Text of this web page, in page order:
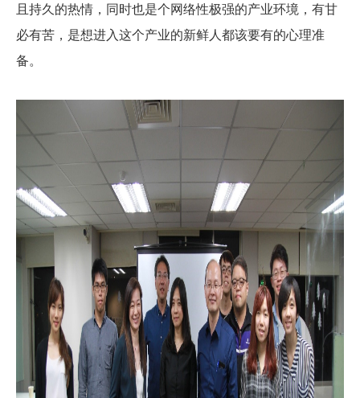
且持久的热情，同时也是个网络性极强的产业环境，有甘
必有苦，是想进入这个产业的新鲜人都该要有的心理准
备。